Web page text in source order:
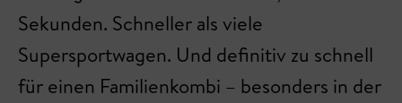
Sekunden. Schneller als viele
Supersportwagen. Und definitiv zu schnell
für einen Familienkombi – besonders in der